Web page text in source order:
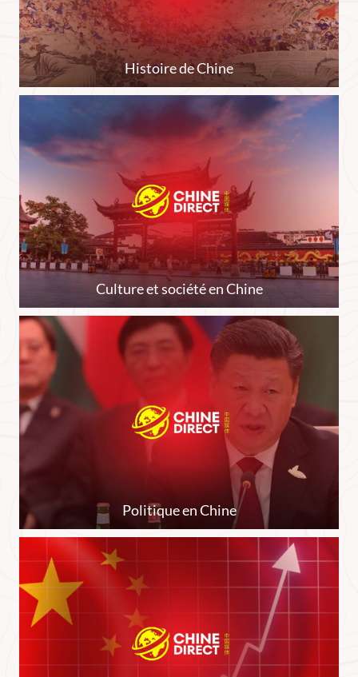
Histoire de Chine
Culture et société en Chine
Politique en Chine